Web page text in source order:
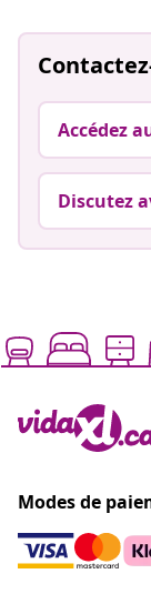
Accédez
Discutez
Modes de